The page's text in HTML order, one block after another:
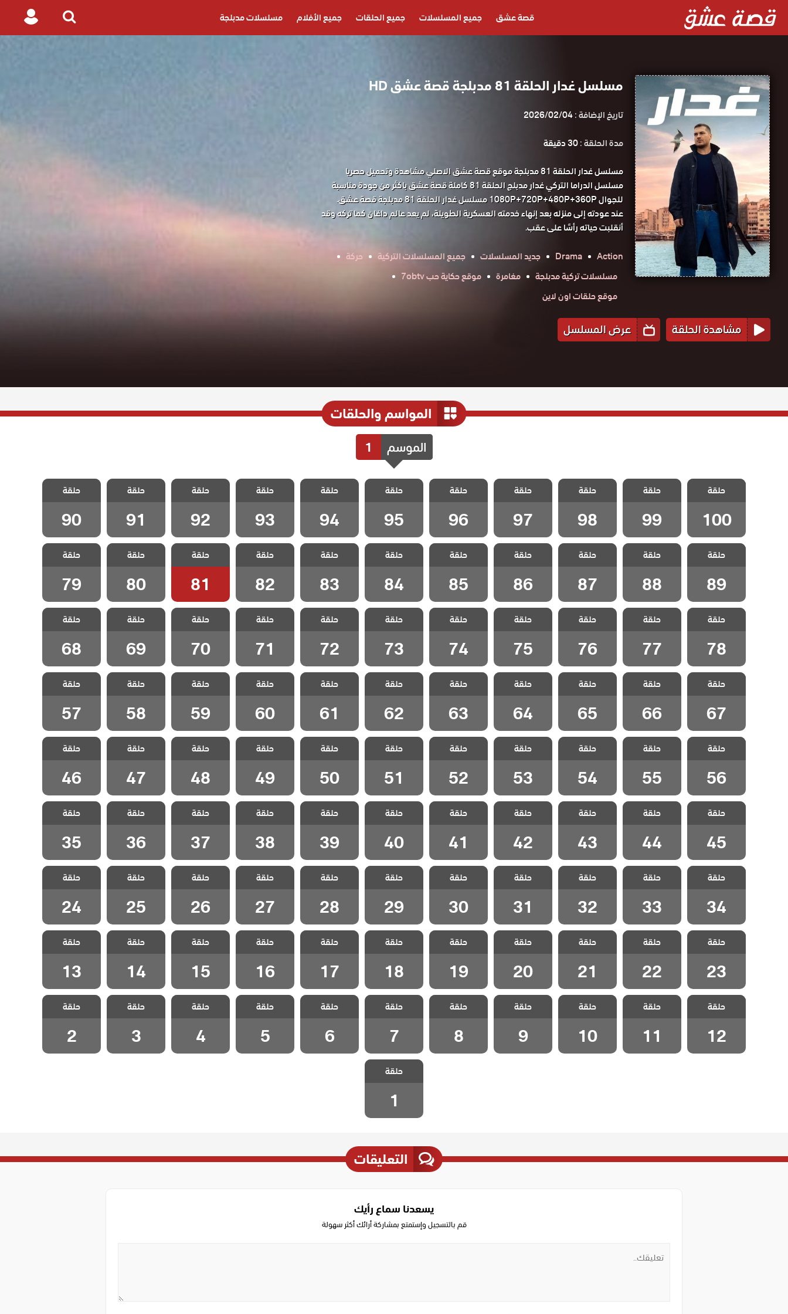
قصة عشق جميع المسلسلات جميع الحلقات جميع الأفلام مسلسلات مدبلجة
Search
Login
مسلسل غدار الحلقة 81 مدبلجة قصة عشق HD
تاريخ الإضافة :2026/02/04
مدة الحلقة :30 دقيقة
مسلسل غدار الحلقة 81 مدبلجة موقع قصة عشق الاصلي مشاهدة وتحميل حصريا
مسلسل الدراما التركي غدار مدبلج الحلقة 81 كاملة قصة عشق باكثر من جودة مناسبة
للجوال 1080P+720P+480P+360P مسلسل غدار الحلقة 81 مدبلجة قصة عشق.
عند عودته إلى منزله بعد إنهاء خدمته العسكرية الطويلة، لم يعد عالم داغان كما تركه وقد
أنقلبت حياته رأسًا على عقب.
Action
Drama جديد المسلسلات جميع المسلسلات التركية
حركة
مسلسلات تركية مدبلجة
مغامرة
موقع حكاية حب 7obtv
موقع حلقات اون لاين
مشاهدة الحلقة عرض المسلسل
المواسم والحلقات
الموسم 1
مسلسل غدار
مدبلج الحلقة
100 والاخيرة
حلقة
100
مسلسل غدار
مدبلج الحلقة 99
حلقة
99
مسلسل غدار
مدبلج الحلقة 98
حلقة
98
مسلسل غدار
مدبلج الحلقة 97
حلقة
97
مسلسل غدار
مدبلج الحلقة 96
حلقة
96
مسلسل غدار
مدبلج الحلقة 95
حلقة
95
مسلسل غدار
مدبلج الحلقة 94
حلقة
94
مسلسل غدار
مدبلج الحلقة 93
حلقة
93
مسلسل غدار
مدبلج الحلقة 92
حلقة
92
مسلسل غدار
مدبلج الحلقة 91
حلقة
91
مسلسل غدار
مدبلج الحلقة 90
حلقة
90
مسلسل غدار
مدبلج الحلقة 89
حلقة
89
مسلسل غدار
مدبلج الحلقة 88
حلقة
88
مسلسل غدار
مدبلج الحلقة 87
حلقة
87
مسلسل غدار
مدبلج الحلقة 86
حلقة
86
مسلسل غدار
مدبلج الحلقة 85
حلقة
85
مسلسل غدار
مدبلج الحلقة 84
حلقة
84
مسلسل غدار
مدبلج الحلقة 83
حلقة
83
مسلسل غدار
مدبلج الحلقة 82
حلقة
82
مسلسل غدار
مدبلج الحلقة 81
حلقة
81
مسلسل غدار
مدبلج الحلقة 80
حلقة
80
مسلسل غدار
مدبلج الحلقة 79
حلقة
79
مسلسل غدار
مدبلج الحلقة 78
حلقة
78
مسلسل غدار
مدبلج الحلقة 77
حلقة
77
مسلسل غدار
مدبلج الحلقة 76
حلقة
76
مسلسل غدار
مدبلج الحلقة 75
حلقة
75
مسلسل غدار
مدبلج الحلقة 74
حلقة
74
مسلسل غدار
مدبلج الحلقة 73
حلقة
73
مسلسل غدار
مدبلج الحلقة 72
حلقة
72
مسلسل غدار
مدبلج الحلقة 71
حلقة
71
مسلسل غدار
مدبلج الحلقة 70
حلقة
70
مسلسل غدار
مدبلج الحلقة 69
حلقة
69
مسلسل غدار
مدبلج الحلقة 68
حلقة
68
مسلسل غدار
مدبلج الحلقة 67
حلقة
67
مسلسل غدار
مدبلج الحلقة 66
حلقة
66
مسلسل غدار
مدبلج الحلقة 65
حلقة
65
مسلسل غدار
مدبلج الحلقة 64
حلقة
64
مسلسل غدار
مدبلج الحلقة 63
حلقة
63
مسلسل غدار
مدبلج الحلقة 62
حلقة
62
مسلسل غدار
مدبلج الحلقة 61
حلقة
61
مسلسل غدار
مدبلج الحلقة 60
حلقة
60
مسلسل غدار
مدبلج الحلقة 59
حلقة
59
مسلسل غدار
مدبلج الحلقة 58
حلقة
58
مسلسل غدار
مدبلج الحلقة 57
حلقة
57
مسلسل غدار
مدبلج الحلقة 56
حلقة
56
مسلسل غدار
مدبلج الحلقة 55
حلقة
55
مسلسل غدار
مدبلج الحلقة 54
حلقة
54
مسلسل غدار
مدبلج الحلقة 53
حلقة
53
مسلسل غدار
مدبلج الحلقة 52
حلقة
52
مسلسل غدار
مدبلج الحلقة 51
حلقة
51
مسلسل غدار
مدبلج الحلقة 50
حلقة
50
مسلسل غدار
مدبلج الحلقة 49
حلقة
49
مسلسل غدار
مدبلج الحلقة 48
حلقة
48
مسلسل غدار
مدبلج الحلقة 47
حلقة
47
مسلسل غدار
مدبلج الحلقة 46
حلقة
46
مسلسل غدار
مدبلج الحلقة 45
حلقة
45
مسلسل غدار
مدبلج الحلقة 44
حلقة
44
مسلسل غدار
مدبلج الحلقة 43
حلقة
43
مسلسل غدار
مدبلج الحلقة 42
حلقة
42
مسلسل غدار
مدبلج الحلقة 41
حلقة
41
مسلسل غدار
مدبلج الحلقة 40
حلقة
40
مسلسل غدار
مدبلج الحلقة 39
حلقة
39
مسلسل غدار
مدبلج الحلقة 38
حلقة
38
مسلسل غدار
مدبلج الحلقة 37
حلقة
37
مسلسل غدار
مدبلج الحلقة 36
حلقة
36
مسلسل غدار
مدبلج الحلقة 35
حلقة
35
مسلسل غدار
مدبلج الحلقة 34
حلقة
34
مسلسل غدار
مدبلج الحلقة 33
حلقة
33
مسلسل غدار
مدبلج الحلقة 32
حلقة
32
مسلسل غدار
مدبلج الحلقة 31
حلقة
31
مسلسل غدار
مدبلج الحلقة 30
حلقة
30
مسلسل غدار
مدبلج الحلقة 29
حلقة
29
مسلسل غدار
مدبلج الحلقة 28
حلقة
28
مسلسل غدار
مدبلج الحلقة 27
حلقة
27
مسلسل غدار
مدبلج الحلقة 26
حلقة
26
مسلسل غدار
مدبلج الحلقة 25
حلقة
25
مسلسل غدار
مدبلج الحلقة 24
حلقة
24
مسلسل غدار
مدبلج الحلقة 23
حلقة
23
مسلسل غدار
مدبلج الحلقة 22
حلقة
22
مسلسل غدار
مدبلج الحلقة 21
حلقة
21
مسلسل غدار
مدبلج الحلقة 20
حلقة
20
مسلسل غدار
مدبلج الحلقة 19
حلقة
19
مسلسل غدار
مدبلج الحلقة 18
حلقة
18
مسلسل غدار
مدبلج الحلقة 17
حلقة
17
مسلسل غدار
مدبلج الحلقة 16
حلقة
16
مسلسل غدار
مدبلج الحلقة 15
حلقة
15
مسلسل غدار
مدبلج الحلقة 14
حلقة
14
مسلسل غدار
مدبلج الحلقة 13
حلقة
13
مسلسل غدار
مدبلج الحلقة 12
حلقة
12
مسلسل غدار
مدبلج الحلقة 11
حلقة
11
مسلسل غدار
مدبلج الحلقة 10
حلقة
10
مسلسل غدار
مدبلج الحلقة 9
حلقة
9
مسلسل غدار
مدبلج الحلقة 8
حلقة
8
مسلسل غدار
مدبلج الحلقة 7
حلقة
7
مسلسل غدار
مدبلج الحلقة 6
حلقة
6
مسلسل غدار
مدبلج الحلقة 5
حلقة
5
مسلسل غدار
مدبلج الحلقة 4
حلقة
4
مسلسل غدار
مدبلج الحلقة 3
حلقة
3
مسلسل غدار
مدبلج الحلقة 2
حلقة
2
مسلسل غدار
مدبلج الحلقة 1
حلقة
1
التعليقات
يسعدنا سماع رأيك
قم بالتسجيل وإستمتع بمشاركة أرائك أكثر سهولة